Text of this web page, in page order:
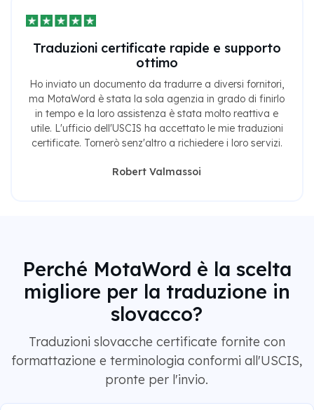
Traduzioni certificate rapide e supporto
ottimo
Ho inviato un documento da tradurre a diversi fornitori,
ma MotaWord è stata la sola agenzia in grado di finirlo
in tempo e la loro assistenza è stata molto reattiva e
utile. L'ufficio dell'USCIS ha accettato le mie traduzioni
certificate. Tornerò senz'altro a richiedere i loro servizi.
Robert Valmassoi
Perché MotaWord è la scelta
migliore per la traduzione in
slovacco?
Traduzioni slovacche certificate fornite con
formattazione e terminologia conformi all'USCIS,
pronte per l'invio.